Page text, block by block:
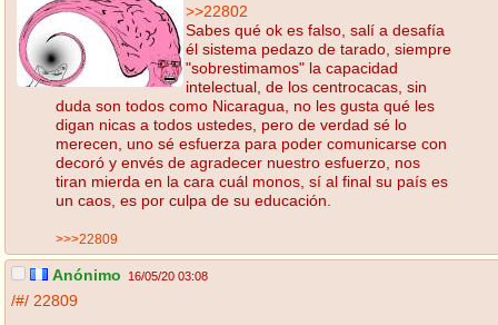
>>22802
Sabes qué ok es falso, salí a desafía
él sistema pedazo de tarado, siempre
"sobrestimamos" la capacidad
intelectual, de los centrocacas, sin
duda son todos como Nicaragua, no les gusta qué les
digan nicas a todos ustedes, pero de verdad sé lo
merecen, uno sé esfuerza para poder comunicarse con
decoró y envés de agradecer nuestro esfuerzo, nos
tiran mierda en la cara cuál monos, sí al final su país es
un caos, es por culpa de su educación.
>>>22809
Anónimo 16/05/20 03:08
/#/ 22809